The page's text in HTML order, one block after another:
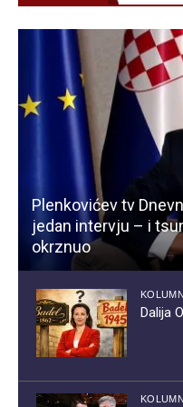
Plenkovićev tv
jedan intervju – i
okrznuo
Dalija